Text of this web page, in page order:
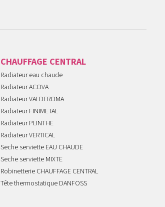
CHAUFFAGE CENTRAL
Radiateur eau chaude
Radiateur ACOVA
Radiateur VALDEROMA
Radiateur FINIMETAL
Radiateur PLINTHE
Radiateur VERTICAL
Seche serviette EAU CHAUDE
Seche serviette MIXTE
Robinetterie CHAUFFAGE CENTRAL
Tête thermostatique DANFOSS